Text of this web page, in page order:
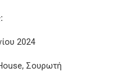
2024
Σουρωτή